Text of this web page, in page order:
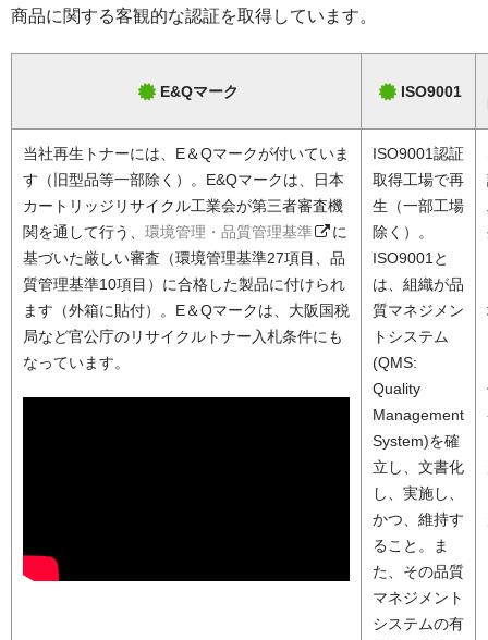
商品に関する客観的な認証を取得しています。
E&Qマーク ISO9001
当社再生トナーには、E＆Qマークが付いていま
す（旧型品等一部除く）。E&Qマークは、日本
カートリッジリサイクル工業会が第三者審査機
関を通して行う、 環境管理・品質管理基準
に
基づいた厳しい審査（環境管理基準27項目、品
質管理基準10項目）に合格した製品に付けられ
ます（外箱に貼付）。E＆Qマークは、大阪国税
局など官公庁のリサイクルトナー入札条件にも
なっています。
ISO9001認証
取得工場で再
生（一部工場
除く）。
ISO9001と
は、組織が品
質マネジメン
トシステム
(QMS:
Quality
Management
System)を確
立し、文書化
し、実施し、
かつ、維持す
ること。ま
た、その品質
マネジメント
システムの有